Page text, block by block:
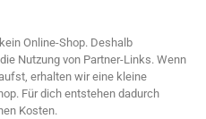
Online-Shop. Deshalb
Nutzung von Partner-Links. Wenn
erhalten wir eine kleine
Für dich entstehen dadurch
Kosten.